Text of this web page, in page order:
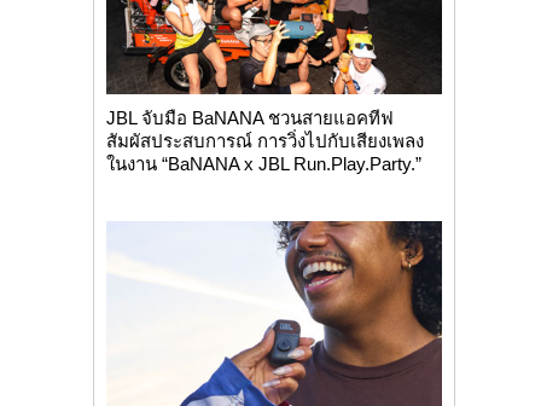
JBL จับมือ BaNANA ชวนสายแอคทีฟ
สัมผัสประสบการณ์ การวิ่งไปกับเสียงเพลง
ในงาน “BaNANA x JBL Run.Play.Party.”